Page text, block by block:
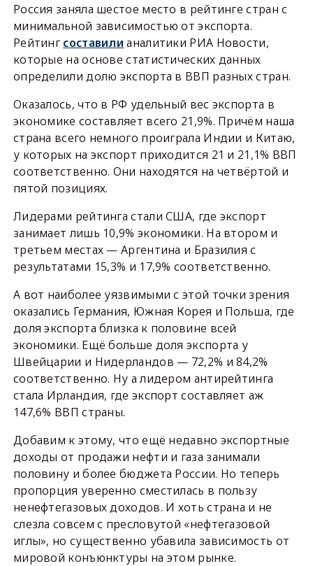
Россия заняла шестое место в рейтинге стран с
минимальной зависимостью от экспорта.
Рейтинг составили аналитики РИА Новости,
которые на основе статистических данных
определили долю экспорта в ВВП разных стран.
Оказалось, что в РФ удельный вес экспорта в
экономике составляет всего 21,9%. Причём наша
страна всего немного проиграла Индии и Китаю,
у которых на экспорт приходится 21 и 21,1% ВВП
соответственно. Они находятся на четвёртой и
пятой позициях.
Лидерами рейтинга стали США, где экспорт
занимает лишь 10,9% экономики. На втором и
третьем местах — Аргентина и Бразилия с
результатами 15,3% и 17,9% соответственно.
А вот наиболее уязвимыми с этой точки зрения
оказались Германия, Южная Корея и Польша, где
доля экспорта близка к половине всей
экономики. Ещё больше доля экспорта у
Швейцарии и Нидерландов — 72,2% и 84,2%
соответственно. Ну а лидером антирейтинга
стала Ирландия, где экспорт составляет аж
147,6% ВВП страны.
Добавим к этому, что ещё недавно экспортные
доходы от продажи нефти и газа занимали
половину и более бюджета России. Но теперь
пропорция уверенно сместилась в пользу
ненефтегазовых доходов. И хоть страна и не
слезла совсем с пресловутой «нефтегазовой
иглы», но существенно убавила зависимость от
мировой конъюнктуры на этом рынке.